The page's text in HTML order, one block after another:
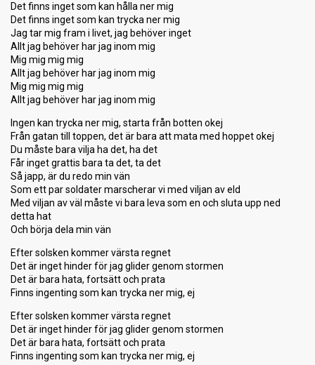
Det finns inget som kan hålla ner mig
Det finns inget som kan trycka ner mig
Jag tar mig fram i livet, jag behöver inget
Allt jag behöver har jag inom mig
Mig mig mig mig
Allt jag behöver har jag inom mig
Mig mig mig mig
Allt jag behöver har jag inom mig
Ingen kan trycka ner mig, starta från botten okej
Från gatan till toppen, det är bara att mata med hoppet okej
Du måste bara vilja ha det, ha det
Får inget grattis bara ta det, ta det
Så japp, är du redo min vän
Som ett par soldater marscherar vi med viljan av eld
Med viljan av väl måste vi bara leva som en och sluta upp ned
detta hat
Och börja dela min vän
Efter solsken kommer värsta regnet
Det är inget hinder för jag glider genom stormen
Det är bara hata, fortsätt och prata
Finns ingenting som kan trycka ner mig, ej
Efter solsken kommer värsta regnet
Det är inget hinder för jag glider genom stormen
Det är bara hata, fortsätt och prata
Finns ingenting som kan trycka ner mig, ej